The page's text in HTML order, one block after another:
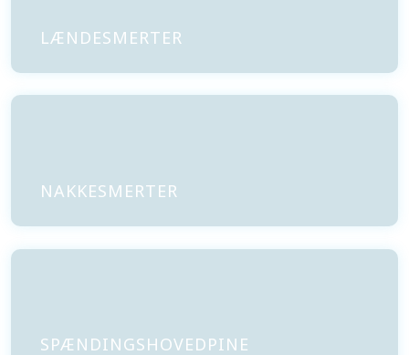
LÆNDESMERTER
NAKKESMERTER​